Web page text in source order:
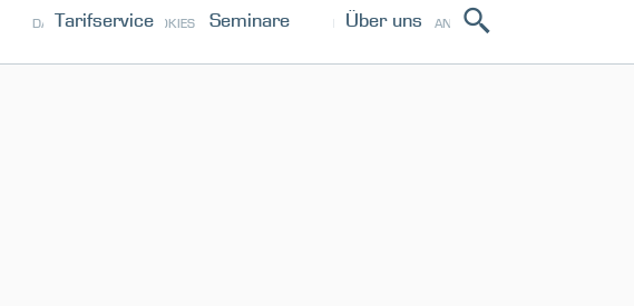
DATENSCHUTZ COOKIES IMPRESSUM PRESSE ANMELDEN
Tarifservice Seminare Über uns